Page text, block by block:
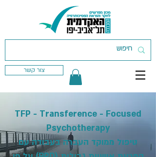
צור קשר
TFP - Transference - Focused
Psychotherapy
טיפול ממוקד העברה בעבודה עם